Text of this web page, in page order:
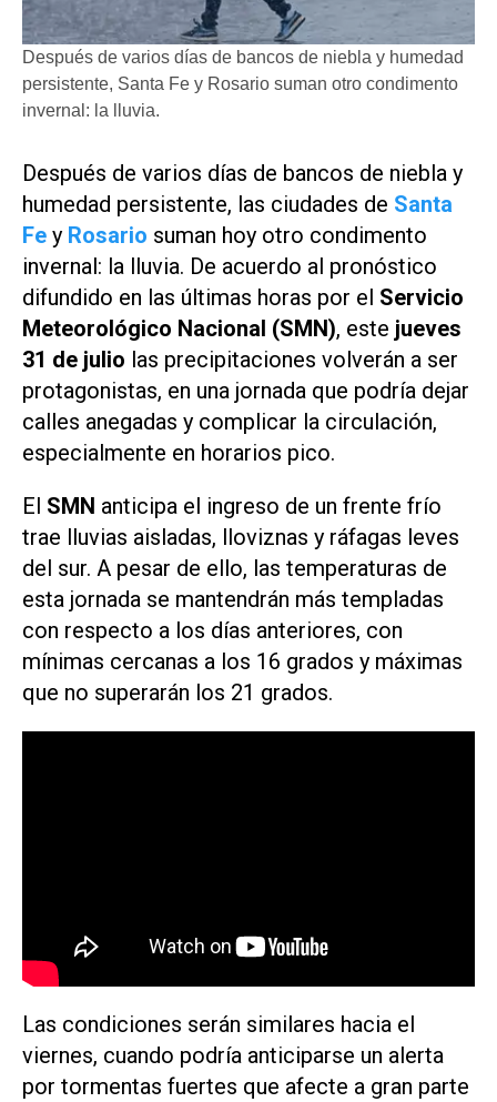
Después de varios días de bancos de niebla y humedad
persistente, Santa Fe y Rosario suman otro condimento
invernal: la lluvia.
Después de varios días de bancos de niebla y
humedad persistente, las ciudades de Santa
Fe y Rosario suman hoy otro condimento
invernal: la lluvia. De acuerdo al pronóstico
difundido en las últimas horas por el Servicio
Meteorológico Nacional (SMN), este jueves
31 de julio las precipitaciones volverán a ser
protagonistas, en una jornada que podría dejar
calles anegadas y complicar la circulación,
especialmente en horarios pico.
El SMN anticipa el ingreso de un frente frío
trae lluvias aisladas, lloviznas y ráfagas leves
del sur. A pesar de ello, las temperaturas de
esta jornada se mantendrán más templadas
con respecto a los días anteriores, con
mínimas cercanas a los 16 grados y máximas
que no superarán los 21 grados.
Las condiciones serán similares hacia el
viernes, cuando podría anticiparse un alerta
por tormentas fuertes que afecte a gran parte